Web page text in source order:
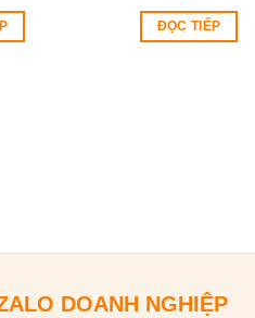
ĐỌC TIẾP
DOANH NGHIỆP